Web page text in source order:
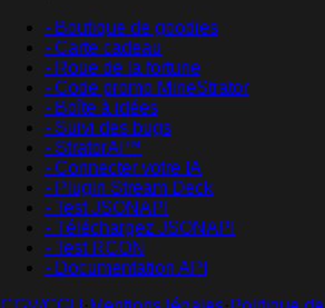
- Boutique de goodies
- Carte cadeau
- Roue de la fortune
- Code promo MineStrator
- Boîte à idées
- Suivi des bugs
- StratorAI™
- Connecter votre IA
- Plugin Stream Deck
- Test JSONAPI
- Téléchargez JSONAPI
- Test RCON
- Documentation API